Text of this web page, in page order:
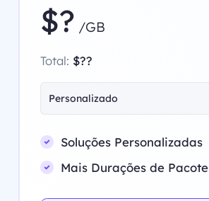
$? /GB
Total: $??
Personalizado
Soluções Personalizadas
Mais Durações de Pacote